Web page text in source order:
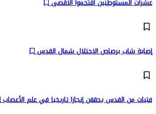
عشرات المستوطنين اقتحموا الاقصى
إصابة شاب برصاص الاحتلال شمال القدس
فتيات من القدس يحققن إنجازا تاريخيا في علم الأعصاب